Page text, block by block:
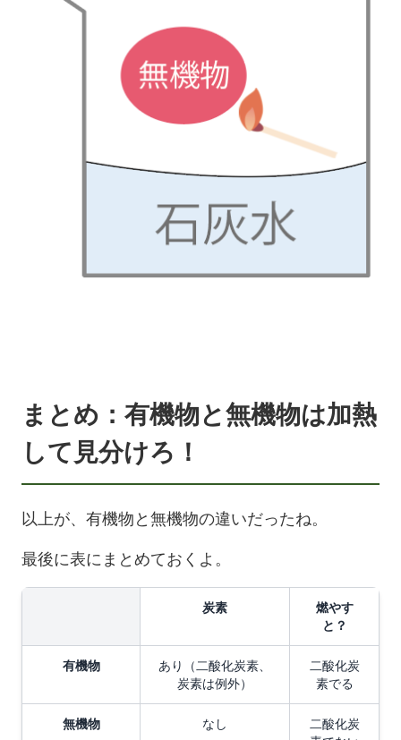
まとめ：有機物と無機物は加熱
して見分けろ！
以上が、有機物と無機物の違いだったね。
最後に表にまとめておくよ。
炭素
燃やす
と？
有機物
あり（二酸化炭素、
炭素は例外）
二酸化炭
素でる
無機物 なし
二酸化炭